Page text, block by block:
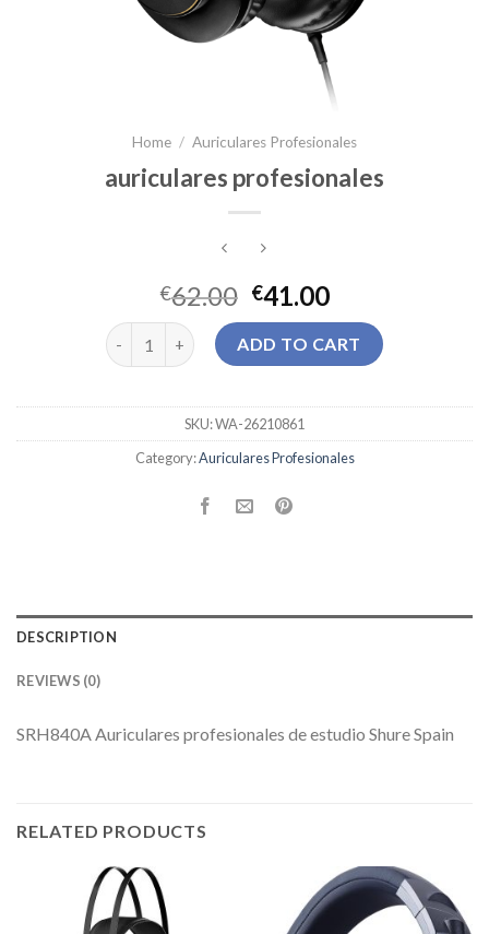
Home / Auriculares Profesionales
auriculares profesionales
€62.00 €41.00
auriculares profesionales quantity
ADD TO CART
SKU:WA-26210861
Category:Auriculares Profesionales
DESCRIPTION
REVIEWS (0)
SRH840A Auriculares profesionales de estudio Shure Spain
RELATED PRODUCTS